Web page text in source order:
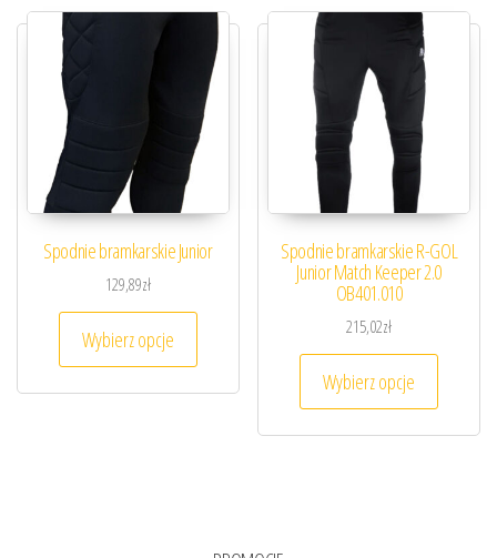
Spodnie bramkarskie Junior
129,89zł
Wybierz opcje
Ten produkt ma wiele wariantów. Opcje
Spodnie bramkarskie R-GOL
Junior Match Keeper 2.0
OB401.010
215,02zł
Wybierz opcje
Ten